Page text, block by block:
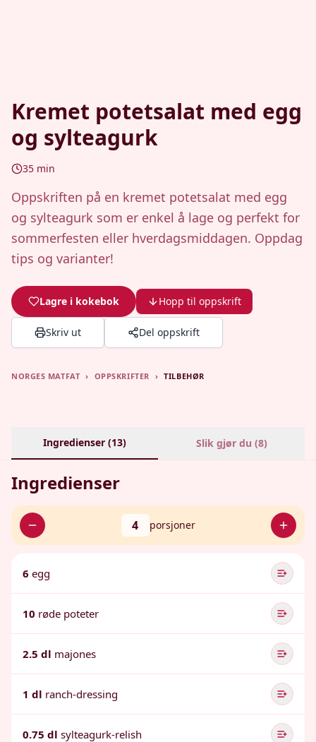
Kremet potetsalat med egg
og sylteagurk
35 min
Oppskriften på en kremet potetsalat med egg
og sylteagurk som er enkel å lage og perfekt for
sommerfesten eller hverdagsmiddagen. Oppdag
tips og varianter!
Lagre i kokebok Hopp til oppskrift
Skriv ut Del oppskrift
NORGES MATFAT › OPPSKRIFTER › TILBEHØR
Ingredienser (13) Slik gjør du (8)
Ingredienser
4 porsjoner
6 egg
10 røde poteter
2.5 dl majones
1 dl ranch-dressing
0.75 dl sylteagurk-relish